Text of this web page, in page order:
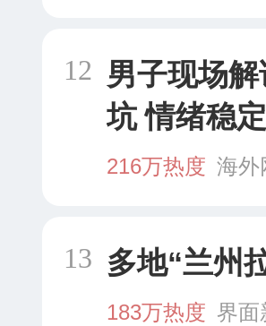
12 男子现场
坑 情绪稳
有精心设计
盆我没绷住
216万热度 海外
13 多地“兰州
183万热度 界面